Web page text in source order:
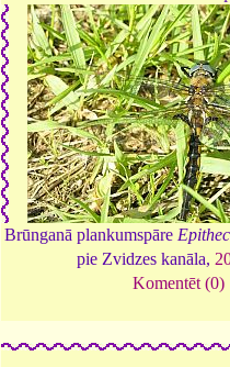
Brūnganā plankumspāre
pie Zvidzes kanāla,
Komentēt (0)